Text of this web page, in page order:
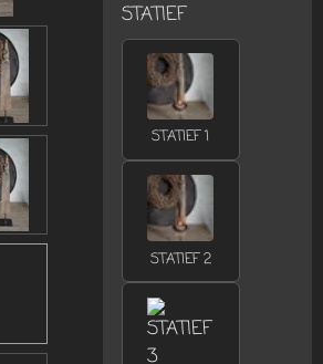
STATIEF
STATIEF 1
STATIEF 2